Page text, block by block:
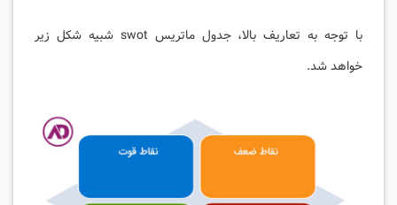
با توجه به تعاریف بالا، جدول ماتریس swot شبیه شکل زیر
خواهد شد.